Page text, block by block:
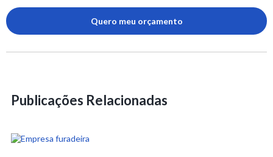
Quero meu orçamento
Publicações Relacionadas